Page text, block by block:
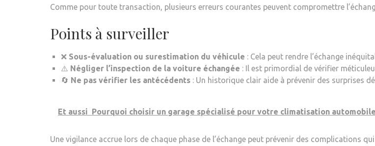
Comme pour toute transaction, plusieurs erreurs courantes peuvent compromettre
Points à surveiller
❌ Sous-évaluation ou surestimation du véhicule : Cela peut rendre l’échange
⚠️ Négliger l’inspection de la voiture échangée : Il est primordial de vérifier
🔄 Ne pas vérifier les antécédents : Un historique clair aide à prévenir des surprises
Et aussi Pourquoi choisir un garage spécialisé pour votre climatisation
Une vigilance accrue lors de chaque phase de l’échange peut prévenir des complications